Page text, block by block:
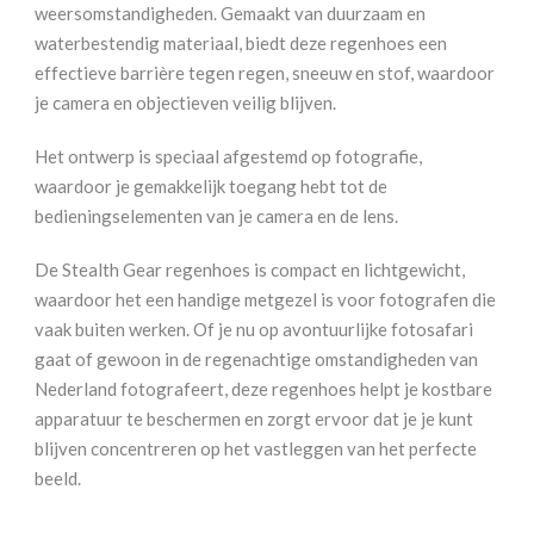
weersomstandigheden. Gemaakt van duurzaam en
waterbestendig materiaal, biedt deze regenhoes een
effectieve barrière tegen regen, sneeuw en stof, waardoor
je camera en objectieven veilig blijven.
Het ontwerp is speciaal afgestemd op fotografie,
waardoor je gemakkelijk toegang hebt tot de
bedieningselementen van je camera en de lens.
De Stealth Gear regenhoes is compact en lichtgewicht,
waardoor het een handige metgezel is voor fotografen die
vaak buiten werken. Of je nu op avontuurlijke fotosafari
gaat of gewoon in de regenachtige omstandigheden van
Nederland fotografeert, deze regenhoes helpt je kostbare
apparatuur te beschermen en zorgt ervoor dat je je kunt
blijven concentreren op het vastleggen van het perfecte
beeld.